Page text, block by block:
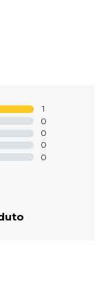
1
0
0
0
0